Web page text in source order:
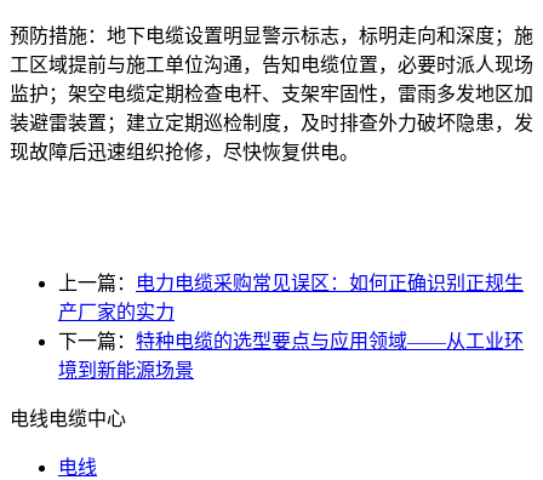
预防措施：地下电缆设置明显警示标志，标明走向和深度；施
工区域提前与施工单位沟通，告知电缆位置，必要时派人现场
监护；架空电缆定期检查电杆、支架牢固性，雷雨多发地区加
装避雷装置；建立定期巡检制度，及时排查外力破坏隐患，发
现故障后迅速组织抢修，尽快恢复供电。
上一篇：
电力电缆采购常见误区：如何正确识别正规生
产厂家的实力
下一篇： 特种电缆的选型要点与应用领域——从工业环
境到新能源场景
电线电缆中心
电线